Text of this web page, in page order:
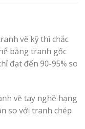
vẽ kỹ thì chắc
bằng tranh gốc
đạt đến 90-95% so
vẽ tay nghề hạng
so với tranh chép